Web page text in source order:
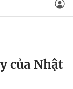
của Nhật